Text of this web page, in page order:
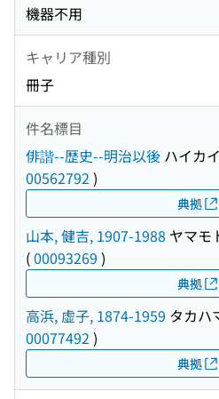
機器不用
キャリア種別
冊子
件名標目
俳諧--歴史--明治以後 ハイカ
00562792 )
典拠
山本, 健吉, 1907-1988 ヤマモ
(00093269 )
典拠
高浜, 虚子, 1874-1959 タカハ
00077492 )
典拠